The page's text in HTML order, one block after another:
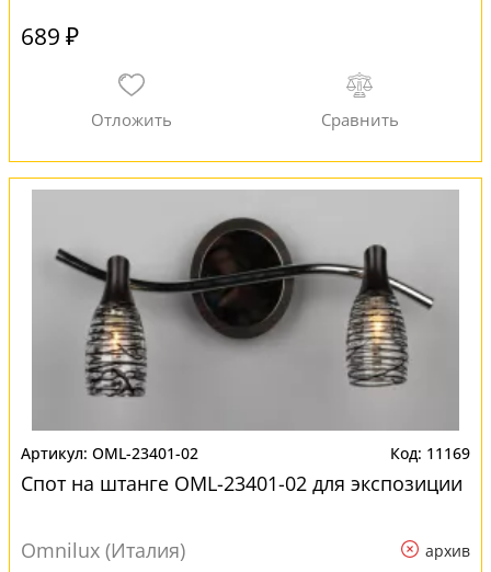
689 ₽
OML-23401-02 11169
Спот на штанге OML-23401-02 для экспозиции
Omnilux (Италия) архив